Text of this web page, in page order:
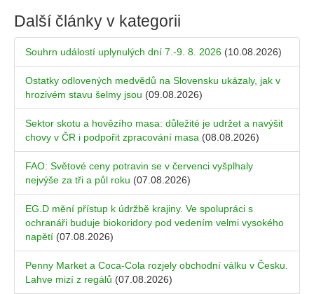
Další články v kategorii
Souhrn událostí uplynulých dní 7.-9. 8. 2026 (10.08.2026)
Ostatky odlovených medvědů na Slovensku ukázaly, jak v
hrozivém stavu šelmy jsou (09.08.2026)
Sektor skotu a hovězího masa: důležité je udržet a navýšit
chovy v ČR i podpořit zpracování masa (08.08.2026)
FAO: Světové ceny potravin se v červenci vyšplhaly
nejvýše za tři a půl roku (07.08.2026)
EG.D mění přístup k údržbě krajiny. Ve spolupráci s
ochranáři buduje biokoridory pod vedením velmi vysokého
napětí (07.08.2026)
Penny Market a Coca-Cola rozjely obchodní válku v Česku.
Lahve mizí z regálů (07.08.2026)